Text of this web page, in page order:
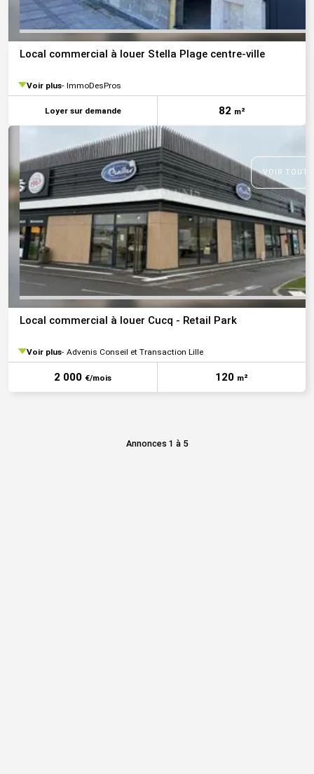
Local commercial à louer Stella Plage centre-ville
Voir plus ImmoDesPros
Loyer sur demande 82 m²
VOIR
Local commercial à louer Cucq - Retail Park
Voir plus Advenis Conseil et Transaction Lille
2 000 €/mois 120 m²
Annonces 1 à 5